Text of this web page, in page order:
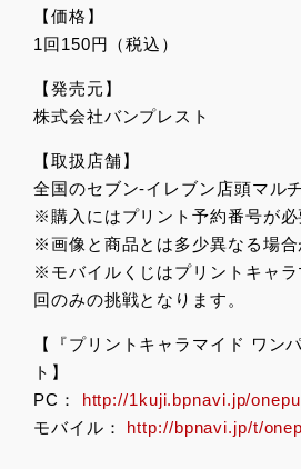
【価格】
1回150円（税込）
【発売元】
株式会社バンプレスト
【取扱店舗】
全国のセブン-イレブン店頭マル
※購入にはプリント予約番号が必
※画像と商品とは多少異なる場合
※モバイルくじはプリントキャ
回のみの挑戦となります。
【『プリントキャラマイド ワン
ト】
PC： http://1kuji.bpnavi.jp/
モバイル： http://bpnavi.jp/t/